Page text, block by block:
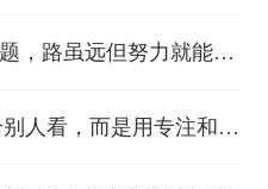
，路虽远但努力就能到
人看，而是用专注和热